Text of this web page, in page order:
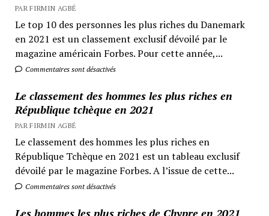
PAR FIRMIN AGBÉ
Le top 10 des personnes les plus riches du Danemark
en 2021 est un classement exclusif dévoilé par le
magazine américain Forbes. Pour cette année,...
Commentaires sont désactivés
Le classement des hommes les plus riches en
République tchèque en 2021
PAR FIRMIN AGBÉ
Le classement des hommes les plus riches en
République Tchèque en 2021 est un tableau exclusif
dévoilé par le magazine Forbes. A l’issue de cette...
Commentaires sont désactivés
Les hommes les plus riches de Chypre en 2021